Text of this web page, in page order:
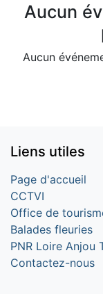
Aucun
Aucun
Liens utiles
Page d'accueil
CCTVI
Office de
Balades fleuries
PNR Loire Anjou
Contactez-nous